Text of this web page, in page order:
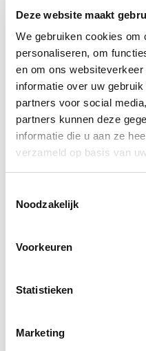
Deze website maakt
We gebruiken cookies om
personaliseren, om
en om ons
informatie over uw
partners voor social
partners kunnen deze
informatie die u aan ze
verzameld op basis van
Noodzakelijk
Voorkeuren
Statistieken
Marketing
Delicia Arnaldo 23
72Bas Accordeon New
Old Stock
Normale prijs
€ 1.198,00 Prijs
€ 899,00
Item 1-2 van 2 in totaal item(s)
Mis geen enkele
abonneer u op